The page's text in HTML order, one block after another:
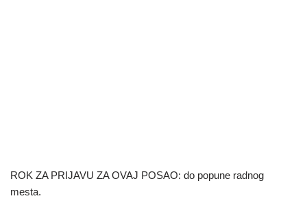
ROK ZA PRIJAVU ZA OVAJ POSAO: do popune radnog
mesta.